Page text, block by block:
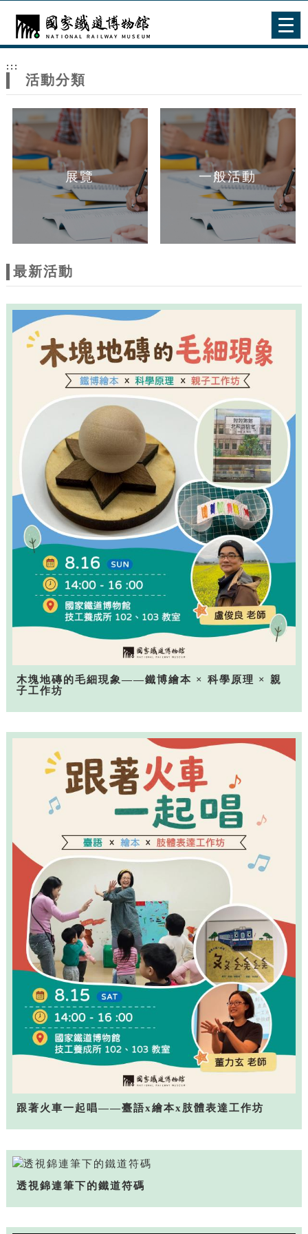
網
站
主
題
:::
活動分類
展覽 一般活動
最新活動
木塊地磚的毛細現象——鐵博繪本 × 科學原理 × 親
子工作坊
跟著火車一起唱——臺語x繪本x肢體表達工作坊
透視錦連筆下的鐵道符碼